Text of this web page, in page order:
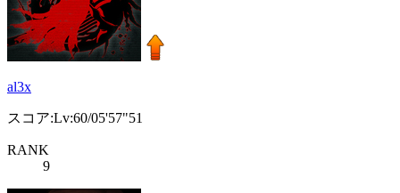
al3x
スコア:Lv:60/05'57"51
RANK
9